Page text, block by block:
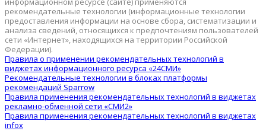
рекомендательные технологии (информационные технологии
предоставления информации на основе сбора, систематизации и
анализа сведений, относящихся к предпочтениям пользователей
сети «Интернет», находящихся на территории Российской
Федерации).
Правила о применении рекомендательных технологий в
виджетах информационного ресурса «24СМИ»
Рекомендательные технологии в блоках платформы
рекомендаций Sparrow
Правила применения рекомендательных технологий в виджетах
рекламно-обменной сети «СМИ2»
Правила применения рекомендательных технологий в виджетах
infox